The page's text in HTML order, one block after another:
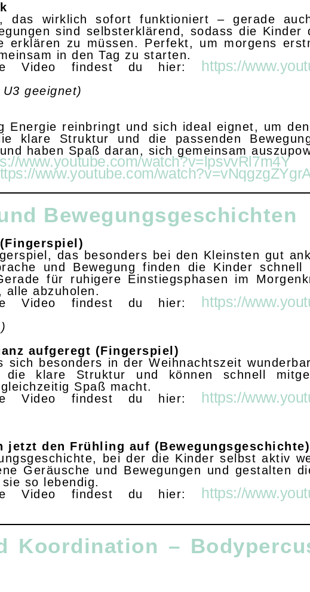
das wirklich sofort funktioniert – gerade
sind selbsterklärend, sodass die Kinder
erklären zu müssen. Perfekt, um morgens
in den Tag zu starten.
Video findest du hier: https://
geeignet)
Energie reinbringt und sich ideal eignet, um
klare Struktur und die passenden
haben Spaß daran, sich gemeinsam
www.youtube.com/watch?v=lpsvvRl7m4Y
www.youtube.com/
Bewegungsgeschichten
das besonders bei den Kleinsten gut
und Bewegung finden die Kinder schnell
für ruhigere Einstiegsphasen im
alle abzuholen.
Video findest du hier: https://
aufgeregt (Fingerspiel)
sich besonders in der Weihnachtszeit
die klare Struktur und können schnell
Spaß macht.
Video findest du hier: https://
jetzt den Frühling auf (Bewegungsgeschichte)
bei der die Kinder selbst aktiv
Geräusche und Bewegungen und gestalten
so lebendig.
Video findest du hier: https://
Koordination –